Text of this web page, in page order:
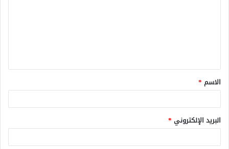
ق
*
الاسم *
البريد الإلكتروني *